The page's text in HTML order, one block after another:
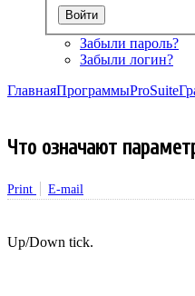
Забыли пароль?
Забыли логин?
ГлавнаяПрограммыProSuite
Что означают
Print E-mail
Up/Down tick.